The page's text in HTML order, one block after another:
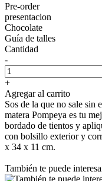
Pre-order
presentacion
Chocolate
Guía de talles
Cantidad
-
+
Agregar al carrito
Sos de la que no sale sin
matera Pompeya es tu
bordado de tientos y
con bolsillo exterior y
x 34 x 11 cm.
También te puede